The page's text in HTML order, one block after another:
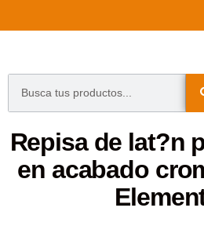
Repisa de lat?n
en acabado